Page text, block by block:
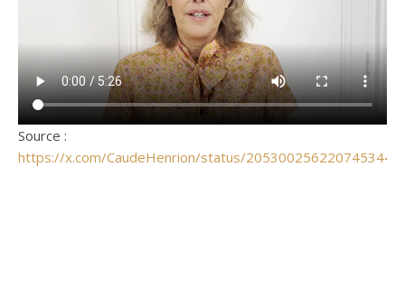
Source :
https://x.com/CaudeHenrion/status/2053002562207453440